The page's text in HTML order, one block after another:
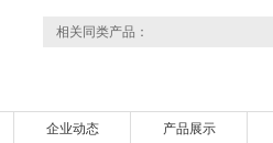
相关同类产品：
企业动态 产品展示